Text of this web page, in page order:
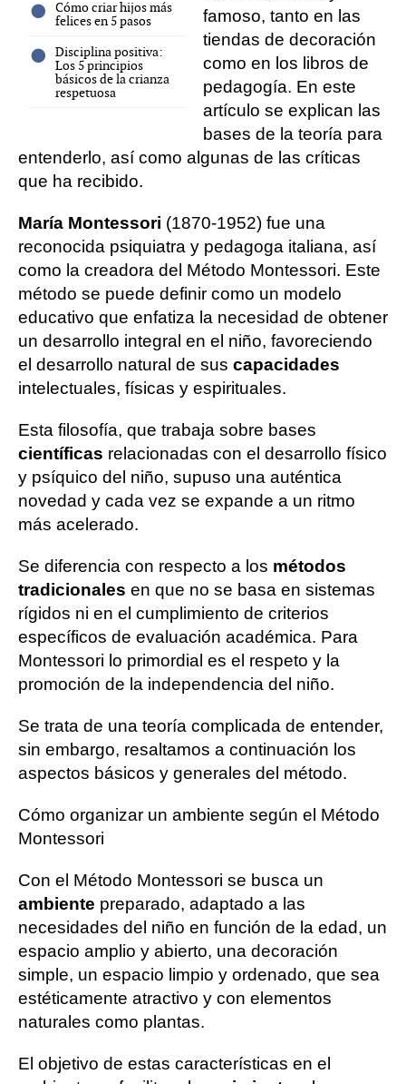
Cómo criar hijos más
felices en 5 pasos
Disciplina positiva:
Los 5 principios
básicos de la crianza
respetuosa
famoso, tanto en las
tiendas de decoración
como en los libros de
pedagogía. En este
artículo se explican las
bases de la teoría para
entenderlo, así como algunas de las críticas
que ha recibido.
María Montessori (1870-1952) fue una
reconocida psiquiatra y pedagoga italiana, así
como la creadora del Método Montessori. Este
método se puede definir como un modelo
educativo que enfatiza la necesidad de obtener
un desarrollo integral en el niño, favoreciendo
el desarrollo natural de sus capacidades
intelectuales, físicas y espirituales.
Esta filosofía, que trabaja sobre bases
científicas relacionadas con el desarrollo físico
y psíquico del niño, supuso una auténtica
novedad y cada vez se expande a un ritmo
más acelerado.
Se diferencia con respecto a los métodos
tradicionales en que no se basa en sistemas
rígidos ni en el cumplimiento de criterios
específicos de evaluación académica. Para
Montessori lo primordial es el respeto y la
promoción de la independencia del niño.
Se trata de una teoría complicada de entender,
sin embargo, resaltamos a continuación los
aspectos básicos y generales del método.
Cómo organizar un ambiente según el Método
Montessori
Con el Método Montessori se busca un
ambiente preparado, adaptado a las
necesidades del niño en función de la edad, un
espacio amplio y abierto, una decoración
simple, un espacio limpio y ordenado, que sea
estéticamente atractivo y con elementos
naturales como plantas.
El objetivo de estas características en el